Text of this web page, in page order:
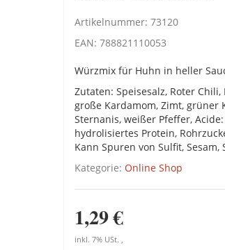
Artikelnummer: 73120
EAN: 788821110053
Würzmix für Huhn in heller
Zutaten: Speisesalz, Roter
große Kardamom, Zimt, grüner
Sternanis, weißer Pfeffer,
hydrolisiertes Protein,
Kann Spuren von Sulfit,
Kategorie: Online Shop
1,29 €
inkl. 7% USt. ,